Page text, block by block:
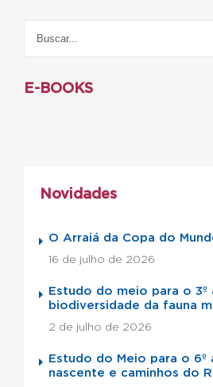
E-BOOKS
Novidades
O Arraiá da Copa do
16 de julho de 2026
Estudo do meio para o 3º
biodiversidade da fauna
2 de julho de 2026
Estudo do Meio para o 6º
nascente e caminhos do